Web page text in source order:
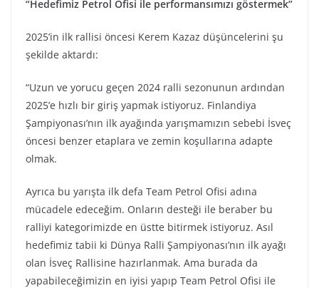
“Hedefimiz Petrol Ofisi ile performansımızı göstermek”
2025’in ilk rallisi öncesi Kerem Kazaz düşüncelerini şu
şekilde aktardı:
“Uzun ve yorucu geçen 2024 ralli sezonunun ardından
2025’e hızlı bir giriş yapmak istiyoruz. Finlandiya
Şampiyonası’nın ilk ayağında yarışmamızın sebebi İsveç
öncesi benzer etaplara ve zemin koşullarına adapte
olmak.
Ayrıca bu yarışta ilk defa Team Petrol Ofisi adına
mücadele edeceğim. Onların desteği ile beraber bu
ralliyi kategorimizde en üstte bitirmek istiyoruz. Asıl
hedefimiz tabii ki Dünya Ralli Şampiyonası’nın ilk ayağı
olan İsveç Rallisine hazırlanmak. Ama burada da
yapabileceğimizin en iyisi yapıp Team Petrol Ofisi ile